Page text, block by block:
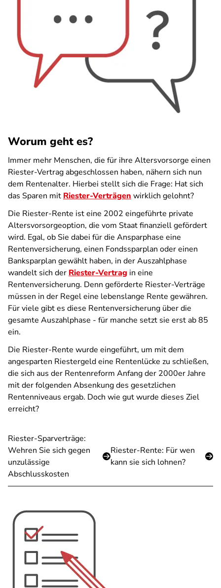
Worum geht es?
Immer mehr Menschen, die für ihre Altersvorsorge einen
Riester-Vertrag abgeschlossen haben, nähern sich nun
dem Rentenalter. Hierbei stellt sich die Frage: Hat sich
das Sparen mit Riester-Verträgen wirklich gelohnt?
Die Riester-Rente ist eine 2002 eingeführte private
Altersvorsorgeoption, die vom Staat finanziell gefördert
wird. Egal, ob Sie dabei für die Ansparphase eine
Rentenversicherung, einen Fondssparplan oder einen
Banksparplan gewählt haben, in der Auszahlphase
wandelt sich der Riester-Vertrag in eine
Rentenversicherung. Denn geförderte Riester-Verträge
müssen in der Regel eine lebenslange Rente gewähren.
Für viele gibt es diese Rentenversicherung über die
gesamte Auszahlphase - für manche setzt sie erst ab 85
ein.
Die Riester-Rente wurde eingeführt, um mit dem
angesparten Riestergeld eine Rentenlücke zu schließen,
die sich aus der Rentenreform Anfang der 2000er Jahre
mit der folgenden Absenkung des gesetzlichen
Rentenniveaus ergab. Doch wie gut wurde dieses Ziel
erreicht?
Riester-Sparverträge:
Wehren Sie sich gegen
unzulässige
Abschlusskosten
Riester-Rente: Für wen
kann sie sich lohnen?